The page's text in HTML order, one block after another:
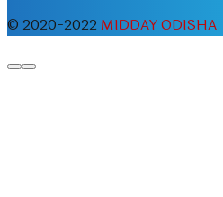
© 2020-2022 MIDDAY ODISHA